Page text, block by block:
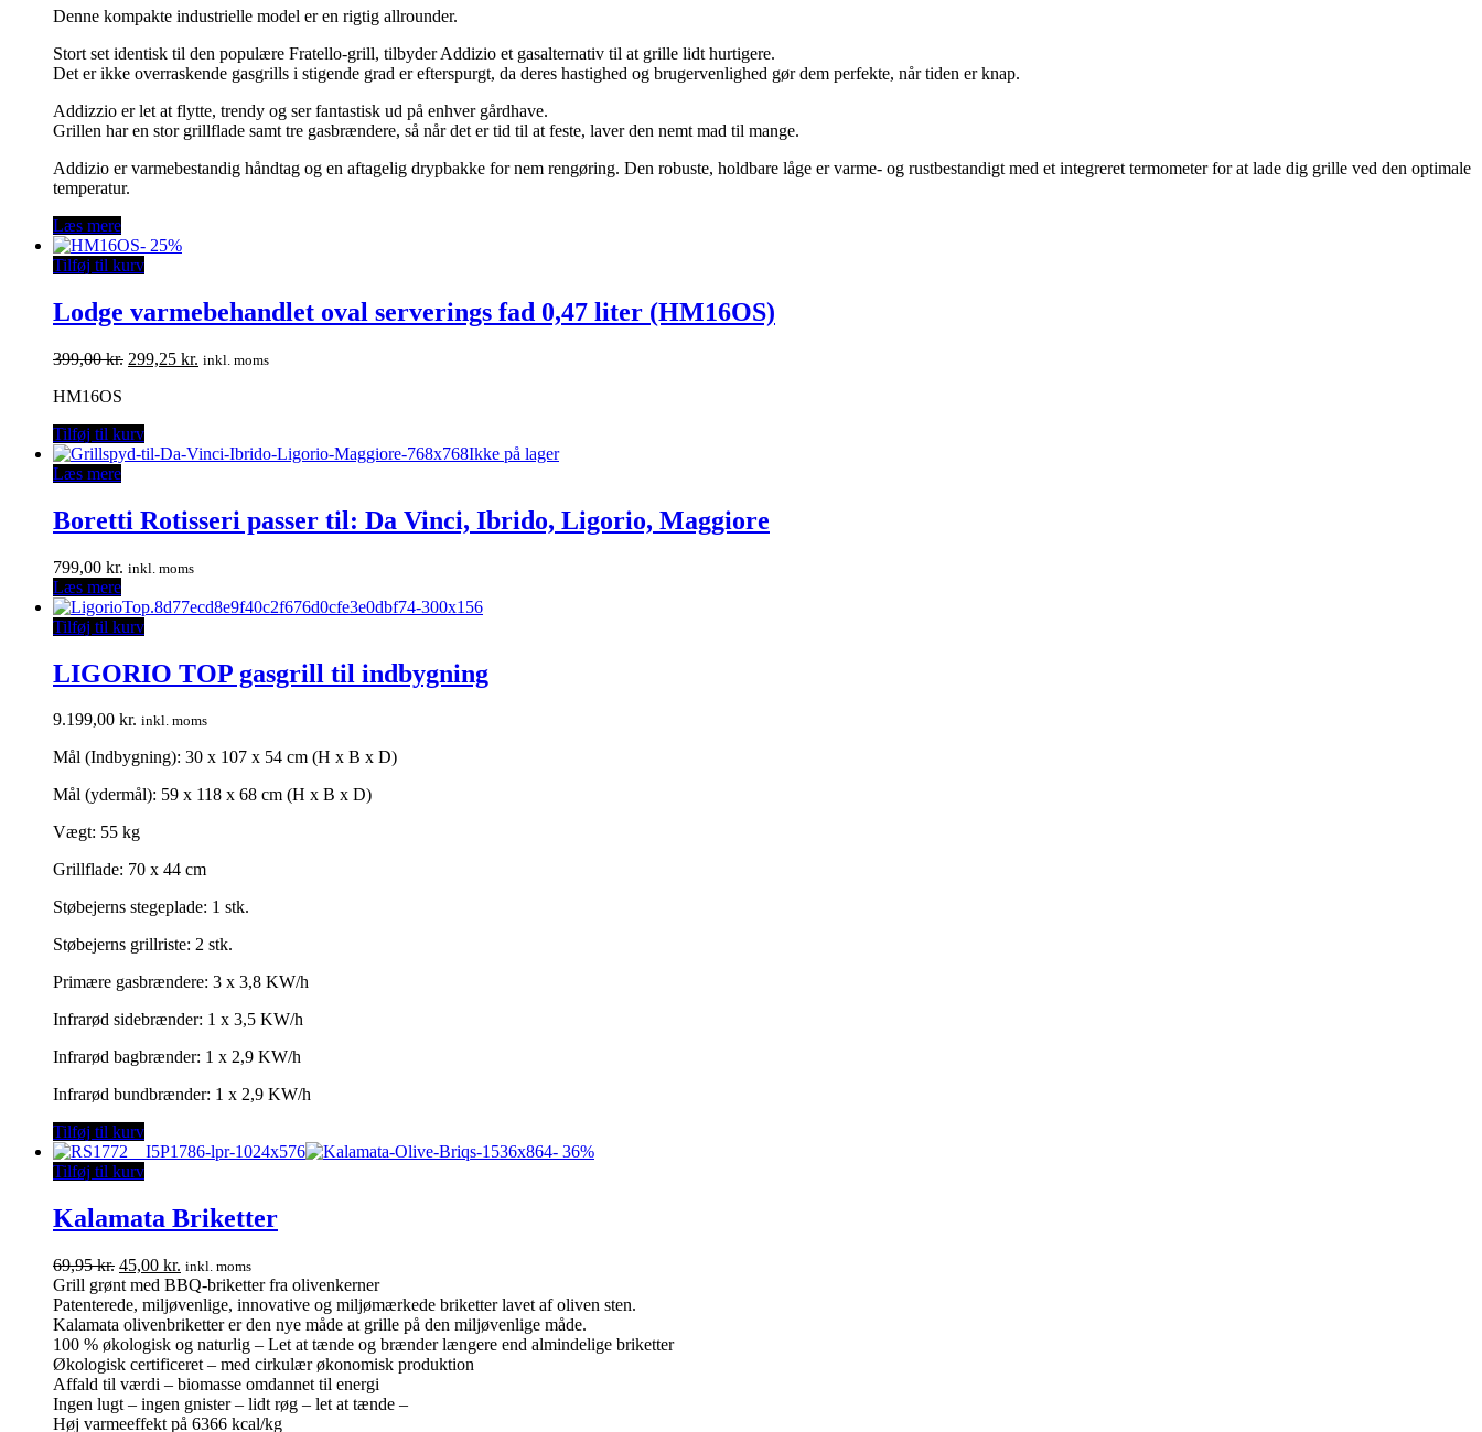
Denne kompakte industrielle model er en rigtig allrounder.
Stort set identisk til den populære Fratello-grill, tilbyder Addizio et gasalternativ til at grille lidt hurtigere.
Det er ikke overraskende gasgrills i stigende grad er efterspurgt, da deres hastighed og brugervenlighed gør dem perfekte, når tiden er knap.
Addizzio er let at flytte, trendy og ser fantastisk ud på enhver gårdhave.
Grillen har en stor grillflade samt tre gasbrændere, så når det er tid til at feste, laver den nemt mad til mange.
Addizio er varmebestandig håndtag og en aftagelig drypbakke for nem rengøring. Den robuste, holdbare låge er varme- og rustbestandigt med et integreret termometer for at lade dig grille ved den optimale
temperatur.
Læs mere
- 25%
Tilføj til kurv
Lodge varmebehandlet oval serverings fad 0,47 liter (HM16OS)
399,00kr. Den
399,00 kr..
299,25 kr. Den
inkl. moms
HM16OS
Tilføj til kurv
Ikke på lager
Læs mere
Boretti Rotisseri passer til: Da Vinci, Ibrido, Ligorio, Maggiore
799,00 kr. inkl. moms
Læs mere
Tilføj til kurv
LIGORIO TOP gasgrill til indbygning
9.199,00 kr. inkl. moms
Mål (Indbygning): 30 x 107 x 54 cm (H x B x D)
Mål (ydermål): 59 x 118 x 68 cm (H x B x D)
Vægt: 55 kg
Grillflade: 70 x 44 cm
Støbejerns stegeplade: 1 stk.
Støbejerns grillriste: 2 stk.
Primære gasbrændere: 3 x 3,8 KW/h
Infrarød sidebrænder: 1 x 3,5 KW/h
Infrarød bagbrænder: 1 x 2,9 KW/h
Infrarød bundbrænder: 1 x 2,9 KW/h
Tilføj til kurv
- 36%
Tilføj til kurv
Kalamata Briketter
69,95kr. Den
oprindelige
pris
var:
69,95 kr..
45,00 kr. Den
aktuelle
pris
er:
45,00 kr..
inkl. moms
Grill grønt med BBQ-briketter fra olivenkerner
Patenterede, miljøvenlige, innovative og miljømærkede briketter lavet af oliven sten.
Kalamata olivenbriketter er den nye måde at grille på den miljøvenlige måde.
100 % økologisk og naturlig – Let at tænde og brænder længere end almindelige briketter
Økologisk certificeret – med cirkulær økonomisk produktion
Affald til værdi – biomasse omdannet til energi
Ingen lugt – ingen gnister – lidt røg – let at tænde –
Høj varmeeffekt på 6366 kcal/kg